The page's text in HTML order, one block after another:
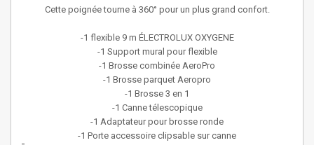
Cette poignée tourne à 360° pour un plus grand confort.
-1 flexible 9 m ÉLECTROLUX OXYGENE
-1 Support mural pour flexible
-1 Brosse combinée AeroPro
-1 Brosse parquet Aeropro
-1 Brosse 3 en 1
-1 Canne télescopique
-1 Adaptateur pour brosse ronde
-1 Porte accessoire clipsable sur canne